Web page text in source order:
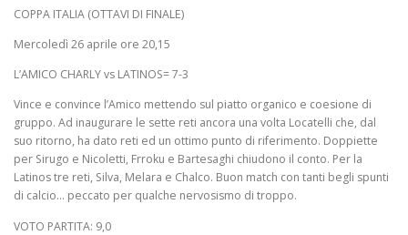
COPPA ITALIA (OTTAVI DI FINALE)
Mercoledì 26 aprile ore 20,15
L’AMICO CHARLY vs LATINOS= 7-3
Vince e convince l’Amico mettendo sul piatto organico e coesione di
gruppo. Ad inaugurare le sette reti ancora una volta Locatelli che, dal
suo ritorno, ha dato reti ed un ottimo punto di riferimento. Doppiette
per Sirugo e Nicoletti, Frroku e Bartesaghi chiudono il conto. Per la
Latinos tre reti, Silva, Melara e Chalco. Buon match con tanti begli spunti
di calcio… peccato per qualche nervosismo di troppo.
VOTO PARTITA: 9,0